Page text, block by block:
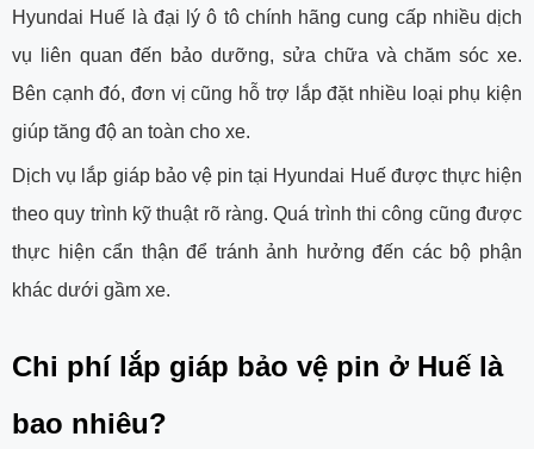
Hyundai Huế là đại lý ô tô chính hãng cung cấp nhiều dịch
vụ liên quan đến bảo dưỡng, sửa chữa và chăm sóc xe.
Bên cạnh đó, đơn vị cũng hỗ trợ lắp đặt nhiều loại phụ kiện
giúp tăng độ an toàn cho xe.
Dịch vụ lắp giáp bảo vệ pin tại Hyundai Huế được thực hiện
theo quy trình kỹ thuật rõ ràng. Quá trình thi công cũng được
thực hiện cẩn thận để tránh ảnh hưởng đến các bộ phận
khác dưới gầm xe.
Chi phí lắp giáp bảo vệ pin ở Huế là
bao nhiêu?